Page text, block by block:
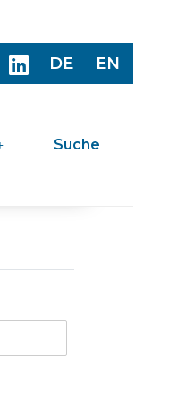
DE EN
Suche